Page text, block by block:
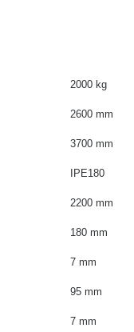
2000 kg
2600 mm
3700 mm
IPE180
2200 mm
180 mm
7 mm
95 mm
7 mm